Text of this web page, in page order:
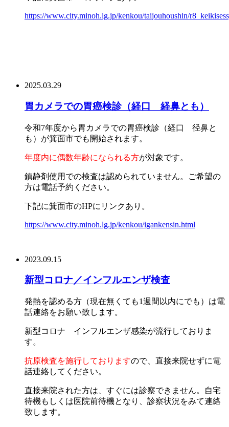
https://www.city.minoh.lg.jp/kenkou/taijouhoushin/
2025.03.29
胃カメラでの胃癌検診（経口 経鼻とも）
令和7年度から胃カメラでの胃癌検診（経口 径鼻と
も）が箕面市でも開始されます。
年度内に偶数年齢になられる方が対象です。
鎮静剤使用での検査は認められていません。ご希望の
方は電話予約ください。
下記に箕面市のHPにリンクあり。
https://www.city.minoh.lg.jp/kenkou/igankensin.html
2023.09.15
新型コロナ／インフルエンザ検査
発熱を認める方（現在無くても1週間以内にでも）は電
話連絡をお願い致します。
新型コロナ インフルエンザ感染が流行しておりま
す。
抗原検査を施行しておりますので、直接来院せずに電
話連絡してください。
直接来院された方は、すぐには診察できません。自宅
待機もしくは医院前待機となり、診察状況をみて連絡
致します。